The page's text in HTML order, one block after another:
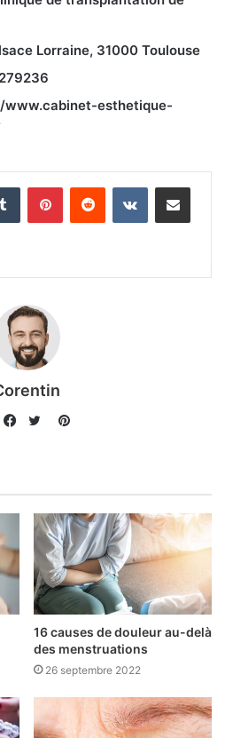
Lorraine, 31000 Toulouse
www.cabinet-esthetique-
Tumblr PinterestReddit VKontaktePartager par email
Pinterest
16 causes de douleur au-delà
des menstruations
26 septembre 2022